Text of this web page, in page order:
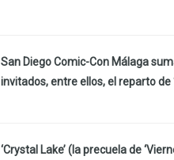
San Diego Comic-Con Málaga
invitados, entre ellos, el reparto de
‘Crystal Lake’ (la precuela de